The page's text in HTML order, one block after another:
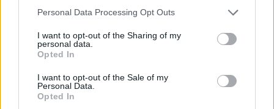
Please note that this website/app uses one or more Google
not limited to your visit or usage behaviour. You may click to
grant or deny consent to Google and its third-party tags to
use your data for below specified purposes in below Google
consent section.
Personal Data Processing Opt Outs
I want to opt-out of the Sharing of my
personal data.
Opted In
I want to opt-out of the Sale of my
Personal Data.
Opted In